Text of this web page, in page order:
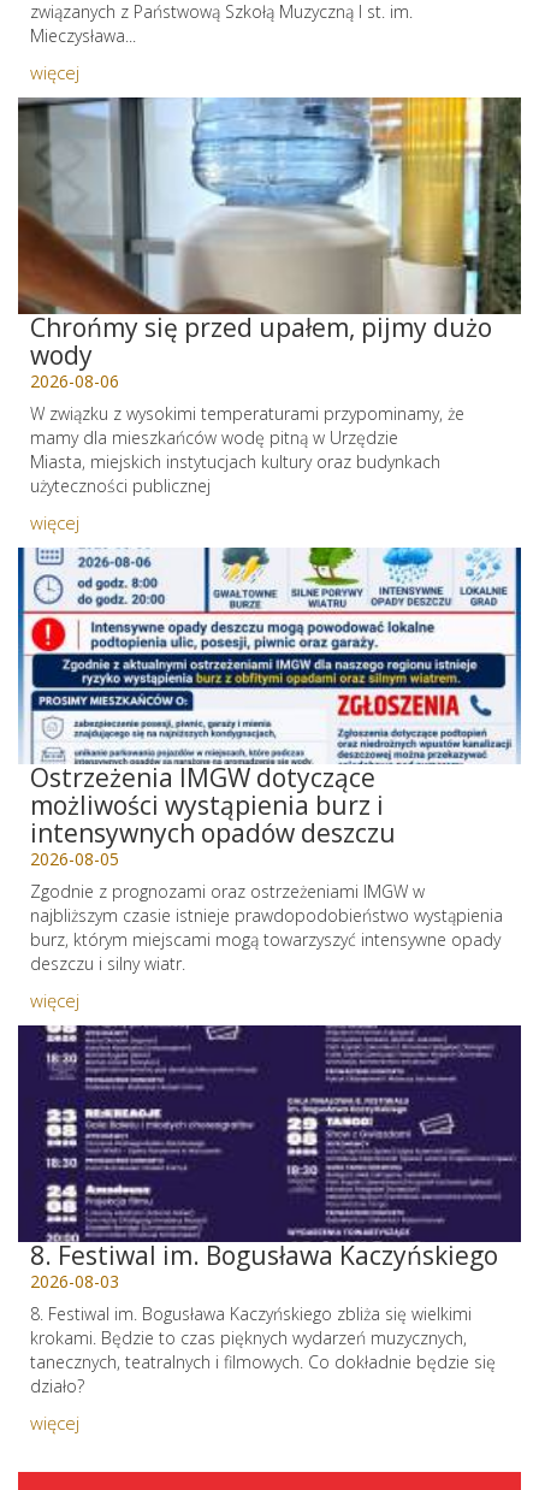
związanych z Państwową Szkołą Muzyczną I st. im.
Mieczysława...
więcej
Chrońmy się przed upałem, pijmy dużo
wody
2026-08-06
W związku z wysokimi temperaturami przypominamy, że
mamy dla mieszkańców wodę pitną w Urzędzie
Miasta, miejskich instytucjach kultury oraz budynkach
użyteczności publicznej
więcej
Ostrzeżenia IMGW dotyczące
możliwości wystąpienia burz i
intensywnych opadów deszczu
2026-08-05
Zgodnie z prognozami oraz ostrzeżeniami IMGW w
najbliższym czasie istnieje prawdopodobieństwo wystąpienia
burz, którym miejscami mogą towarzyszyć intensywne opady
deszczu i silny wiatr.
więcej
8. Festiwal im. Bogusława Kaczyńskiego
2026-08-03
8. Festiwal im. Bogusława Kaczyńskiego zbliża się wielkimi
krokami. Będzie to czas pięknych wydarzeń muzycznych,
tanecznych, teatralnych i filmowych. Co dokładnie będzie się
działo?
więcej